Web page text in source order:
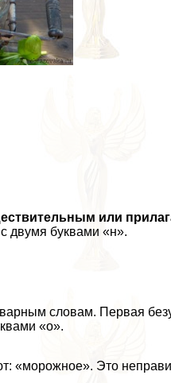
или
двумя буквами «н».
словам. Первая
«о».
«морожное». Это